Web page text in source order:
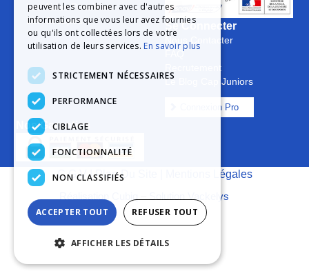
Les Aides Possibles
Les Groupes
Se Connecter
Nous Contacter
FAQ
Recrutement
Le Blog Cap Juniors
Connexion Pro
Nos Garanties
C.G.V |Plan Du Site
Mentions Légales
Solution Vackelys
peuvent les combiner avec d'autres
informations que vous leur avez fournies
ou qu'ils ont collectées lors de votre
utilisation de leurs services. En savoir plus
STRICTEMENT NÉCESSAIRES
PERFORMANCE
CIBLAGE
FONCTIONNALITÉ
NON CLASSIFIÉS
ACCEPTER TOUT REFUSER TOUT
AFFICHER LES DÉTAILS